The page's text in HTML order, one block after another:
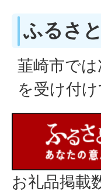
ふるさ
韮崎市で
を受け付け
お礼品掲載